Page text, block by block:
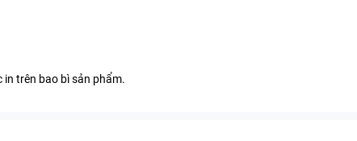
trên bao bì sản phẩm.